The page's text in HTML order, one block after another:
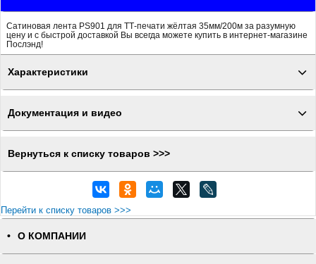
Сатиновая лента PS901 для ТТ-печати жёлтая 35мм/200м за разумную
цену и с быстрой доставкой Вы всегда можете купить в интернет-магазине
Послэнд!
Характеристики
Документация и видео
Вернуться к списку товаров >>>
Перейти к списку товаров >>>
О КОМПАНИИ